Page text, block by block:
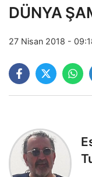
DÜNYA
27 Nisan 2018 -